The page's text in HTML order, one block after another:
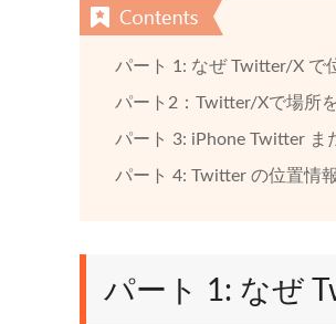
パート 1: なぜ Twitter/X で
パート2：Twitter/Xで場所
パート 3: iPhone Twitter ま
パート 4: Twitter の位置情
パート 1: なぜ